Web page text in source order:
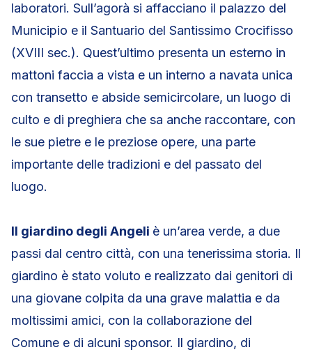
laboratori. Sull’agorà si affacciano il palazzo del
Municipio e il Santuario del Santissimo Crocifisso
(XVIII sec.). Quest’ultimo presenta un esterno in
mattoni faccia a vista e un interno a navata unica
con transetto e abside semicircolare, un luogo di
culto e di preghiera che sa anche raccontare, con
le sue pietre e le preziose opere, una parte
importante delle tradizioni e del passato del
luogo.
Il giardino degli Angeli è un’area verde, a due
passi dal centro città, con una tenerissima storia. Il
giardino è stato voluto e realizzato dai genitori di
una giovane colpita da una grave malattia e da
moltissimi amici, con la collaborazione del
Comune e di alcuni sponsor. Il giardino, di